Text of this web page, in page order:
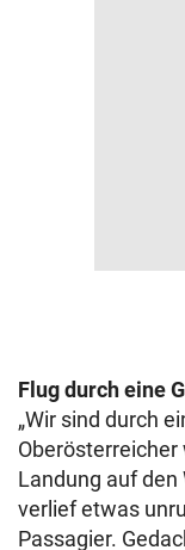
Flug durch eine
„Wir sind durch
Landung auf den
verlief etwas
Passagier.